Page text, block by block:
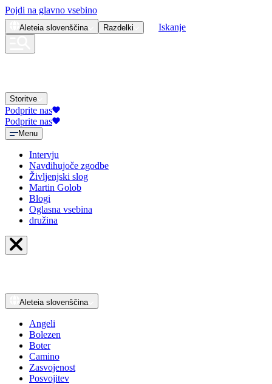
Pojdi na glavno vsebino
Aleteia slovenščina Razdelki Iskanje
Storitve
Podprite nas
Podprite nas
Menu
Intervju
Navdihujoče zgodbe
Življenjski slog
Martin Golob
Blogi
Oglasna vsebina
družina
Aleteia slovenščina
Angeli
Bolezen
Boter
Camino
Zasvojenost
Posvojitev